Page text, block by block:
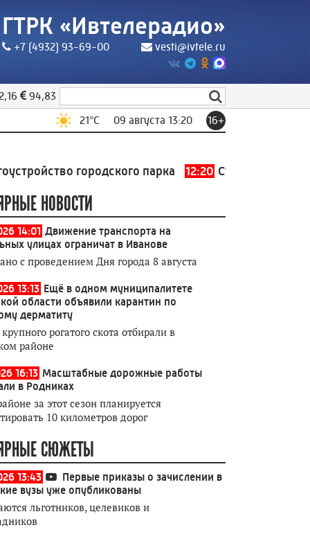
ГТРК «Ивтелерадио»
+7 (4932) 93-69-00 vesti@ivtele.ru
94,83
21°C 09 августа 13:20 16+
городского парка 12:20 Строители
НОВОСТИ
14:01 Движение транспорта на
улицах ограничат в Иванове
с проведением Дня города 8 августа
13:13 Ещё в одном муниципалитете
области объявили карантин по
дерматиту
рогатого скота отбирали в
районе
16:13 Масштабные дорожные работы
в Родниках
за этот сезон планируется
10 километров дорог
СЮЖЕТЫ
13:43
Первые приказы о зачислении в
вузы уже опубликованы
льготников, целевиков и